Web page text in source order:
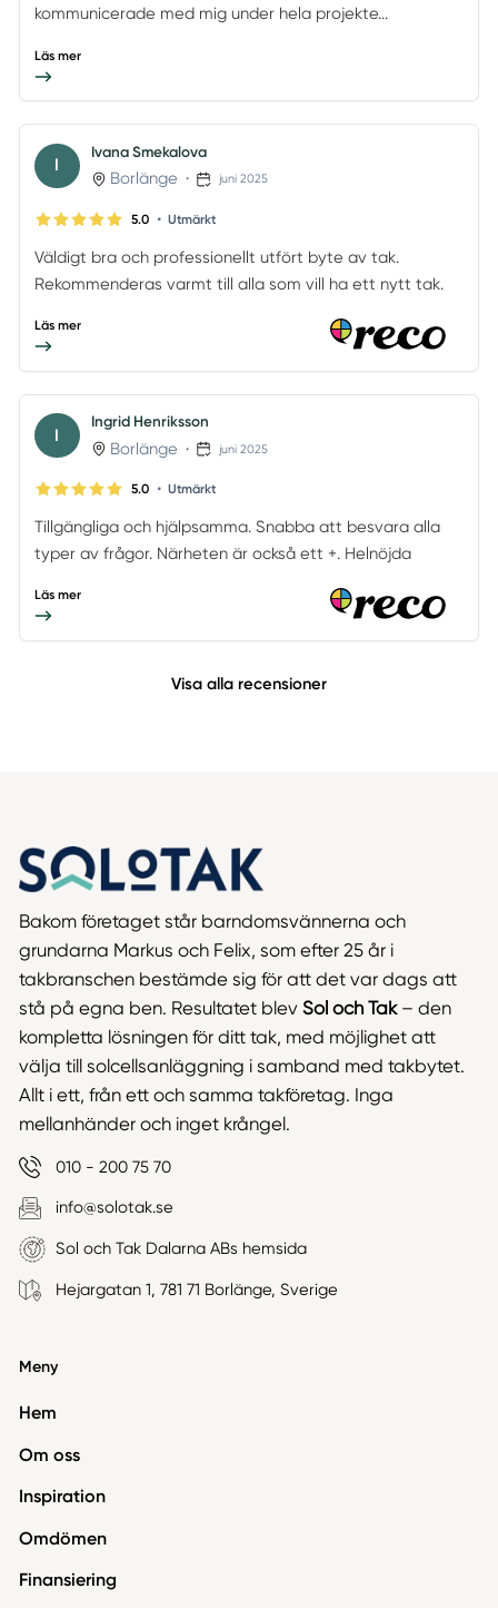
kommunicerade med mig under hela projekte...
Läs mer
I
Ivana Smekalova
Borlänge • juni 2025
5.0 • Utmärkt
Väldigt bra och professionellt utfört byte av tak.
Rekommenderas varmt till alla som vill ha ett nytt tak.
Läs mer
I
Ingrid Henriksson
Borlänge • juni 2025
5.0 • Utmärkt
Tillgängliga och hjälpsamma. Snabba att besvara alla
typer av frågor. Närheten är också ett +. Helnöjda
Läs mer
Visa alla recensioner
Bakom företaget står barndomsvännerna och
grundarna Markus och Felix, som efter 25 år i
takbranschen bestämde sig för att det var dags att
stå på egna ben. Resultatet blev Sol och Tak– den
kompletta lösningen för ditt tak, med möjlighet att
välja till solcellsanläggning i samband med takbytet.
Allt i ett, från ett och samma takföretag. Inga
mellanhänder och inget krångel.
010 - 200 75 70
info@solotak.se
Sol och Tak Dalarna ABs hemsida
Hejargatan 1, 781 71 Borlänge, Sverige
Meny
Hem
Om oss
Inspiration
Omdömen
Finansiering